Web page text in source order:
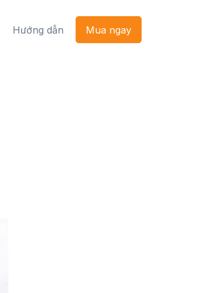
Hướng dẫn Mua ngay